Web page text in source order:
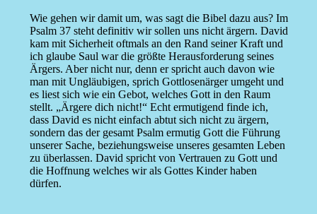
Wie gehen wir damit um, was sagt die Bibel dazu aus? Im
Psalm 37 steht definitiv wir sollen uns nicht ärgern. David
kam mit Sicherheit oftmals an den Rand seiner Kraft und
ich glaube Saul war die größte Herausforderung seines
Ärgers. Aber nicht nur, denn er spricht auch davon wie
man mit Ungläubigen, sprich Gottlosenärger umgeht und
es liest sich wie ein Gebot, welches Gott in den Raum
stellt. „Ärgere dich nicht!“ Echt ermutigend finde ich,
dass David es nicht einfach abtut sich nicht zu ärgern,
sondern das der gesamt Psalm ermutig Gott die Führung
unserer Sache, beziehungsweise unseres gesamten Leben
zu überlassen. David spricht von Vertrauen zu Gott und
die Hoffnung welches wir als Gottes Kinder haben
dürfen.